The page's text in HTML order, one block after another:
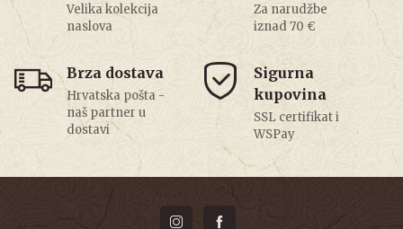
Velika kolekcija
naslova
Za narudžbe
iznad 70 €
Brza dostava
Hrvatska pošta -
naš partner u
dostavi
Sigurna
kupovina
SSL certifikat i
WSPay